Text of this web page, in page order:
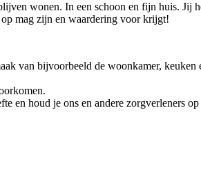
wonen. In een schoon en fijn huis. Jij
mag zijn en waardering voor krijgt!
van bijvoorbeeld de woonkamer, keuken
en houd je ons en andere zorgverleners op